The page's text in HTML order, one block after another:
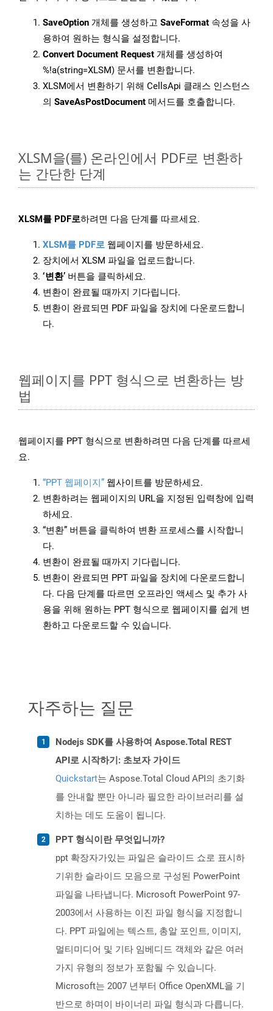
SaveOption 개체를 생성하고 SaveFormat 속성을 사
용하여 원하는 형식을 설정합니다.
Convert Document Request 개체를 생성하여
%!a(string=XLSM) 문서를 변환합니다.
XLSM에서 변환하기 위해 CellsApi 클래스 인스턴스
의 SaveAsPostDocument 메서드를 호출합니다.
XLSM을(를) 온라인에서 PDF로 변환하
는 간단한 단계
XLSM를 PDF로하려면 다음 단계를 따르세요.
XLSM를 PDF로 웹페이지를 방문하세요.
장치에서 XLSM 파일을 업로드합니다.
‘변환’ 버튼을 클릭하세요.
변환이 완료될 때까지 기다립니다.
변환이 완료되면 PDF 파일을 장치에 다운로드합니
다.
웹페이지를 PPT 형식으로 변환하는 방
법
웹페이지를 PPT 형식으로 변환하려면 다음 단계를 따르세
요.
“PPT 웹페이지” 웹사이트를 방문하세요.
변환하려는 웹페이지의 URL을 지정된 입력창에 입력
하세요.
“변환” 버튼을 클릭하여 변환 프로세스를 시작합니
다.
변환이 완료될 때까지 기다립니다.
변환이 완료되면 PPT 파일을 장치에 다운로드합니
다. 다음 단계를 따르면 오프라인 액세스 및 추가 사
용을 위해 원하는 PPT 형식으로 웹페이지를 쉽게 변
환하고 다운로드할 수 있습니다.
자주하는 질문
Nodejs SDK를 사용하여 Aspose.Total REST
API로 시작하기: 초보자 가이드
Quickstart는 Aspose.Total Cloud API의 초기화
를 안내할 뿐만 아니라 필요한 라이브러리를 설
치하는 데도 도움이 됩니다.
PPT 형식이란 무엇입니까?
ppt 확장자가있는 파일은 슬라이드 쇼로 표시하
기위한 슬라이드 모음으로 구성된 PowerPoint
파일을 나타냅니다. Microsoft PowerPoint 97-
2003에서 사용하는 이진 파일 형식을 지정합니
다. PPT 파일에는 텍스트, 총알 포인트, 이미지,
멀티미디어 및 기타 임베디드 객체와 같은 여러
가지 유형의 정보가 포함될 수 있습니다.
Microsoft는 2007 년부터 Office OpenXML을 기
반으로 하며이 바이너리 파일 형식과 다릅니다.